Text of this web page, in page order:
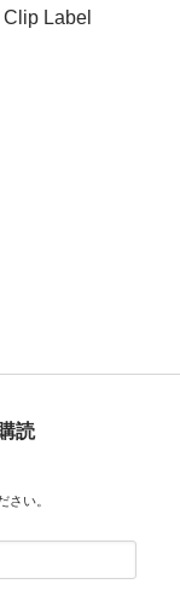
Clip Label
読
さい。